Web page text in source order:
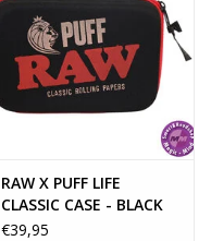
RAW X PUFF LIFE
CLASSIC CASE - BLACK
€39,95